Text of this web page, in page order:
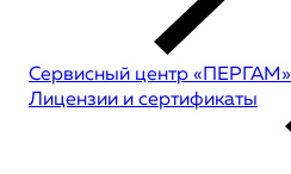
Сервисный центр «ПЕРГАМ»
Лицензии и сертификаты